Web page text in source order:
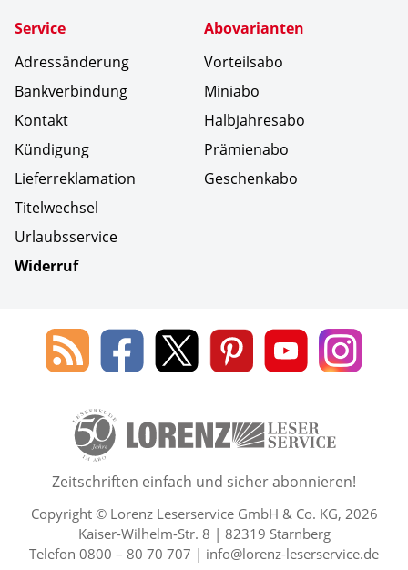
Service
Adressänderung
Bankverbindung
Kontakt
Kündigung
Lieferreklamation
Titelwechsel
Urlaubsservice
Widerruf
Abovarianten
Vorteilsabo
Miniabo
Halbjahresabo
Prämienabo
Geschenkabo
Social Media
Blog
des
Leserservice
Lorenz
Leserservice
Lorenz
Leserservice
Lorenz
Leserservice
Lorenz
Leserservice
Lorenz
50 Lesefreude im Abo Jahre
Zeitschriften einfach und sicher abonnieren!
Copyright © Lorenz Leserservice GmbH & Co. KG, 2026
Kaiser-Wilhelm-Str. 8 | 82319 Starnberg
Telefon 0800 – 80 70 707 | info@lorenz-leserservice.de